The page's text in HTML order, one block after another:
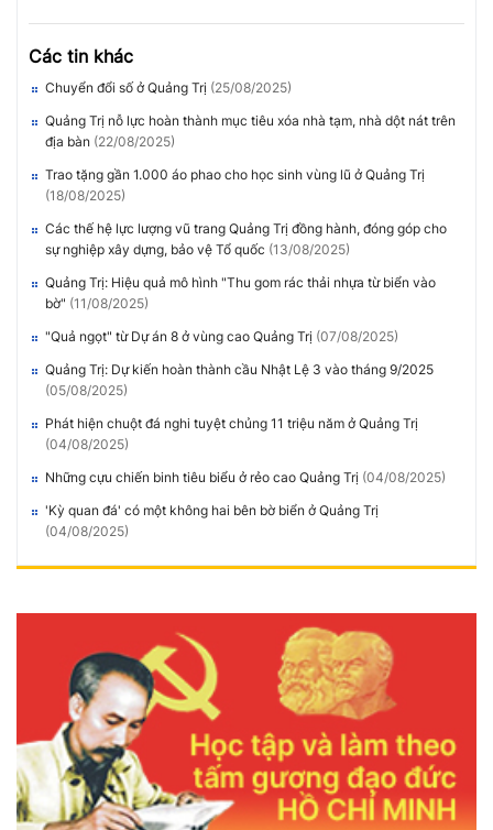
Các tin khác
Chuyển đổi số ở Quảng Trị (25/08/2025)
Quảng Trị nỗ lực hoàn thành mục tiêu xóa nhà tạm, nhà dột nát trên
địa bàn (22/08/2025)
Trao tặng gần 1.000 áo phao cho học sinh vùng lũ ở Quảng Trị
(18/08/2025)
Các thế hệ lực lượng vũ trang Quảng Trị đồng hành, đóng góp cho
sự nghiệp xây dựng, bảo vệ Tổ quốc (13/08/2025)
Quảng Trị: Hiệu quả mô hình "Thu gom rác thải nhựa từ biển vào
bờ" (11/08/2025)
"Quả ngọt" từ Dự án 8 ở vùng cao Quảng Trị (07/08/2025)
Quảng Trị: Dự kiến hoàn thành cầu Nhật Lệ 3 vào tháng 9/2025
(05/08/2025)
Phát hiện chuột đá nghi tuyệt chủng 11 triệu năm ở Quảng Trị
(04/08/2025)
Những cựu chiến binh tiêu biểu ở rẻo cao Quảng Trị (04/08/2025)
'Kỳ quan đá' có một không hai bên bờ biển ở Quảng Trị
(04/08/2025)